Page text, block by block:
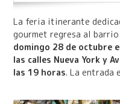
La feria itinerante
gourmet regresa al barrio
domingo 28 de octubre
las calles Nueva York y
las 19 horas. La entrada